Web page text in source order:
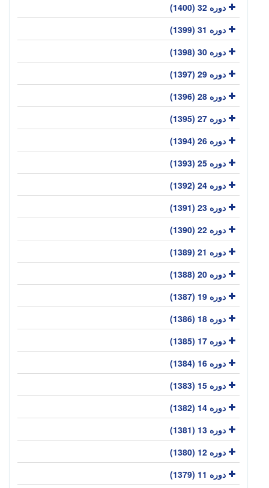
دوره 32 (1400)
دوره 31 (1399)
دوره 30 (1398)
دوره 29 (1397)
دوره 28 (1396)
دوره 27 (1395)
دوره 26 (1394)
دوره 25 (1393)
دوره 24 (1392)
دوره 23 (1391)
دوره 22 (1390)
دوره 21 (1389)
دوره 20 (1388)
دوره 19 (1387)
دوره 18 (1386)
دوره 17 (1385)
دوره 16 (1384)
دوره 15 (1383)
دوره 14 (1382)
دوره 13 (1381)
دوره 12 (1380)
دوره 11 (1379)